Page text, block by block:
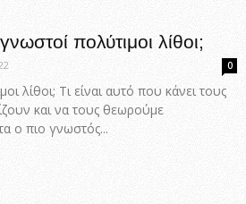
πολύτιμοι λίθοι;
0
λίθοι; Τι είναι αυτό που κάνει τους
και να τους θεωρούμε
ο πιο γνωστός...